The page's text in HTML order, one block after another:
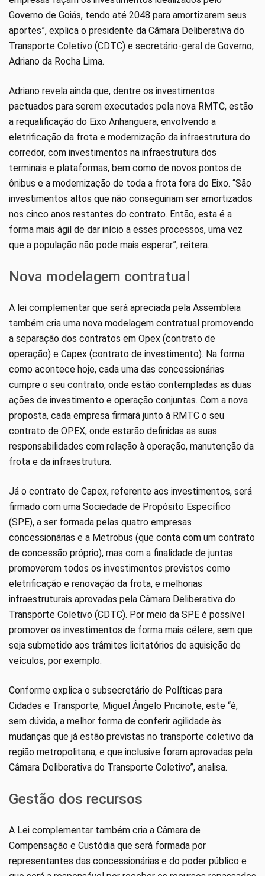
Governo de Goiás, tendo até 2048 para amortizarem seus
aportes”, explica o presidente da Câmara Deliberativa do
Transporte Coletivo (CDTC) e secretário-geral de Governo,
Adriano da Rocha Lima.
Adriano revela ainda que, dentre os investimentos
pactuados para serem executados pela nova RMTC, estão
a requalificação do Eixo Anhanguera, envolvendo a
eletrificação da frota e modernização da infraestrutura do
corredor, com investimentos na infraestrutura dos
terminais e plataformas, bem como de novos pontos de
ônibus e a modernização de toda a frota fora do Eixo. “São
investimentos altos que não conseguiriam ser amortizados
nos cinco anos restantes do contrato. Então, esta é a
forma mais ágil de dar início a esses processos, uma vez
que a população não pode mais esperar”, reitera.
Nova modelagem contratual
A lei complementar que será apreciada pela Assembleia
também cria uma nova modelagem contratual promovendo
a separação dos contratos em Opex (contrato de
operação) e Capex (contrato de investimento). Na forma
como acontece hoje, cada uma das concessionárias
cumpre o seu contrato, onde estão contempladas as duas
ações de investimento e operação conjuntas. Com a nova
proposta, cada empresa firmará junto à RMTC o seu
contrato de OPEX, onde estarão definidas as suas
responsabilidades com relação à operação, manutenção da
frota e da infraestrutura.
Já o contrato de Capex, referente aos investimentos, será
firmado com uma Sociedade de Propósito Específico
(SPE), a ser formada pelas quatro empresas
concessionárias e a Metrobus (que conta com um contrato
de concessão próprio), mas com a finalidade de juntas
promoverem todos os investimentos previstos como
eletrificação e renovação da frota, e melhorias
infraestruturais aprovadas pela Câmara Deliberativa do
Transporte Coletivo (CDTC). Por meio da SPE é possível
promover os investimentos de forma mais célere, sem que
seja submetido aos trâmites licitatórios de aquisição de
veículos, por exemplo.
Conforme explica o subsecretário de Políticas para
Cidades e Transporte, Miguel Ângelo Pricinote, este “é,
sem dúvida, a melhor forma de conferir agilidade às
mudanças que já estão previstas no transporte coletivo da
região metropolitana, e que inclusive foram aprovadas pela
Câmara Deliberativa do Transporte Coletivo”, analisa.
Gestão dos recursos
A Lei complementar também cria a Câmara de
Compensação e Custódia que será formada por
representantes das concessionárias e do poder público e